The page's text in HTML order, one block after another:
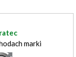
marki